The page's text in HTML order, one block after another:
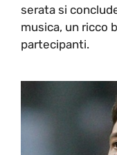
serata si
musica, un ricco
partecipanti.